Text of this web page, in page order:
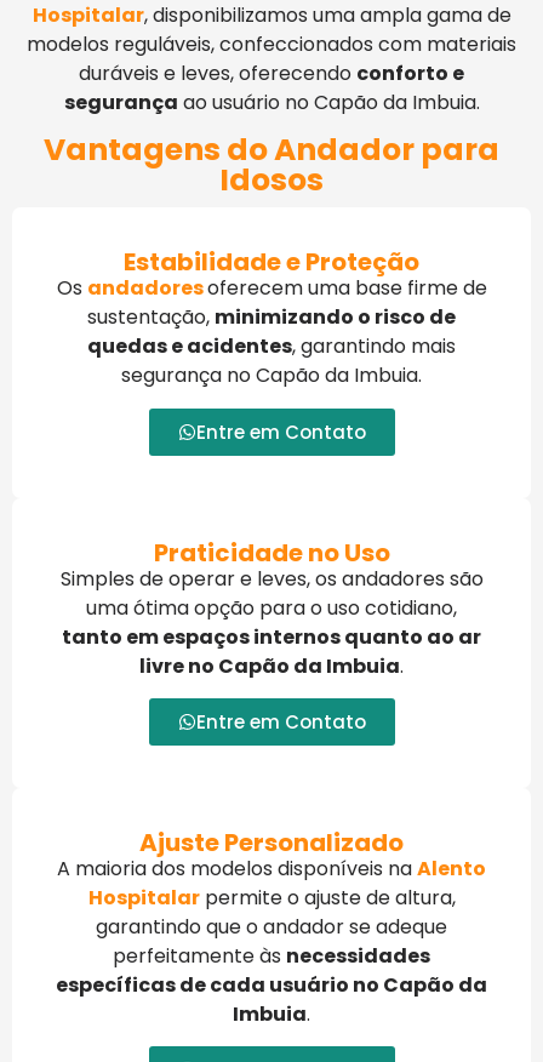
Hospitalar, disponibilizamos uma ampla gama de
modelos reguláveis, confeccionados com materiais
duráveis e leves, oferecendo conforto e
segurança ao usuário no Capão da Imbuia.
Vantagens do Andador para
Idosos
Estabilidade e Proteção
Os andadoresoferecem uma base firme de
sustentação, minimizando o risco de
quedas e acidentes, garantindo mais
segurança no Capão da Imbuia.
Entre em Contato
Praticidade no Uso
Simples de operar e leves, os andadores são
uma ótima opção para o uso cotidiano,
tanto em espaços internos quanto ao ar
livre no Capão da Imbuia.
Entre em Contato
Ajuste Personalizado
A maioria dos modelos disponíveis naAlento
Hospitalarpermite o ajuste de altura,
garantindo que o andador se adeque
perfeitamente às necessidades
específicas de cada usuário no Capão da
Imbuia.